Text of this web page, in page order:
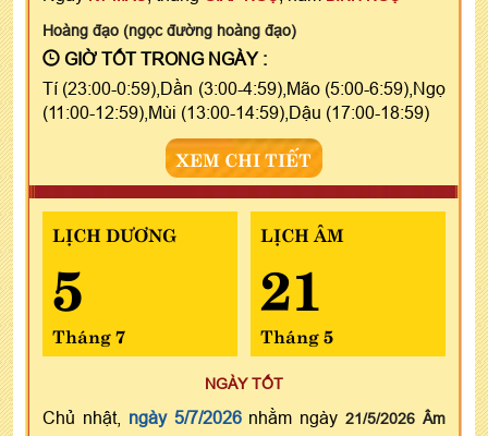
Hoàng đạo (ngọc đường hoàng đạo)
GIỜ TỐT TRONG NGÀY :
Tí (23:00-0:59),Dần (3:00-4:59),Mão (5:00-6:59),Ngọ
(11:00-12:59),Mùi (13:00-14:59),Dậu (17:00-18:59)
XEM CHI TIẾT
LỊCH DƯƠNG
5
Tháng 7
LỊCH ÂM
21
Tháng 5
NGÀY TỐT
Chủ nhật, ngày 5/7/2026nhằm ngày21/5/2026 Âm